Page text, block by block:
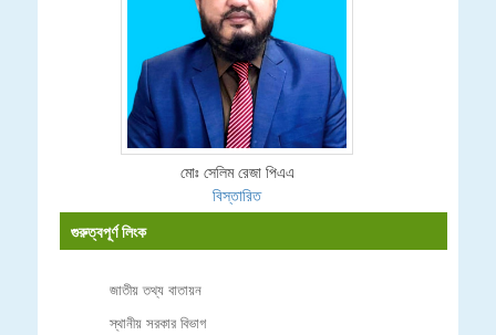
মোঃ সেলিম রেজা পিএএ
বিস্তারিত
গুরুত্বপূর্ণ লিংক
জাতীয় তথ্য বাতায়ন
স্থানীয় সরকার বিভাগ